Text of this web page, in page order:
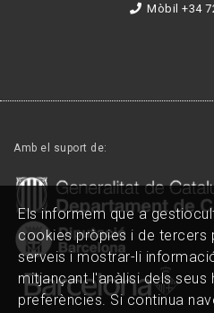
Mòbil +34
Amb el suport de:
Els informem que a
cookies pròpies i de tercers
serveis i mostrar-li
mitjançant l'anàlisi dels
preferències. Si continua